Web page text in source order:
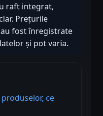
raft integrat,
Prețurile
fost înregistrate
și pot varia.
ce